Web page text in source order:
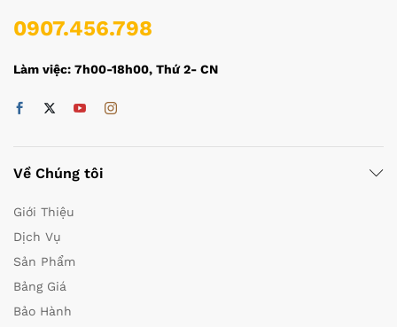
0907.456.798
Làm việc: 7h00-18h00, Thứ 2- CN
Về Chúng tôi
Giới Thiệu
Dịch Vụ
Sản Phẩm
Bảng Giá
Bảo Hành